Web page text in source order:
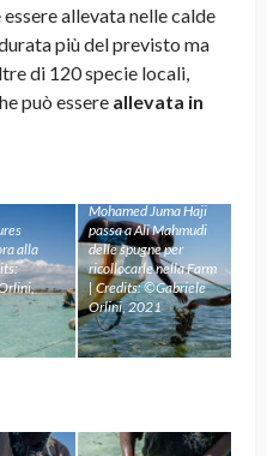
allevata nelle calde
più del previsto ma
di 120 specie locali,
può essere allevata in
alla
Mohamed Juma Haji
passa a Ali Mahmudi
delle spugne per
ricollocarle nella Farm
| Credits: ©Gabriele
Orlini, 2021